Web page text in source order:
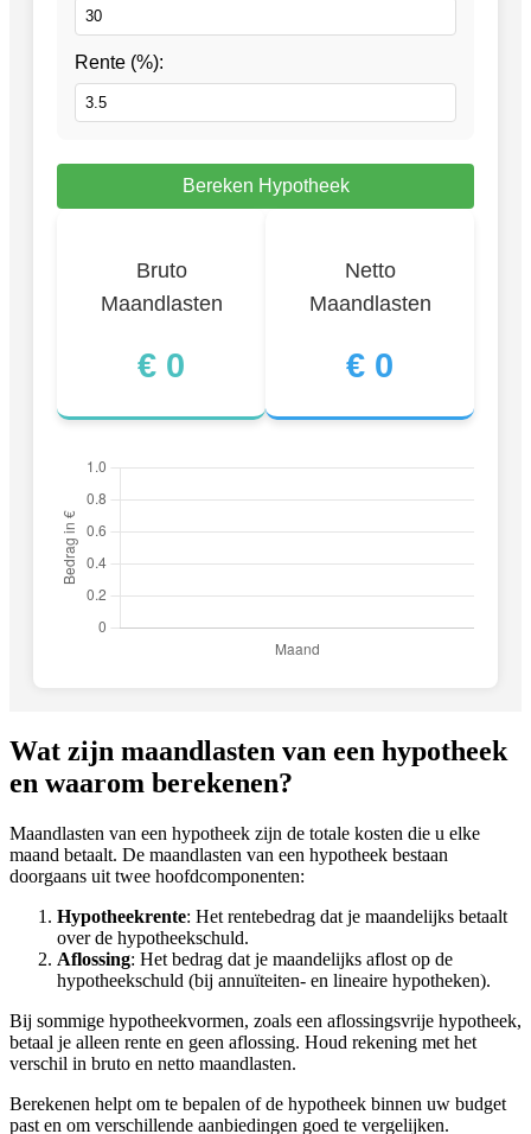
Rente (%):
Bereken Hypotheek
Bruto
Maandlasten
€ 0
Netto
Maandlasten
€ 0
Wat zijn maandlasten van een hypotheek
en waarom berekenen?
Maandlasten van een hypotheek zijn de totale kosten die u elke
maand betaalt. De maandlasten van een hypotheek bestaan
doorgaans uit twee hoofdcomponenten:
Hypotheekrente: Het rentebedrag dat je maandelijks betaalt
over de hypotheekschuld.
Aflossing: Het bedrag dat je maandelijks aflost op de
hypotheekschuld (bij annuïteiten- en lineaire hypotheken).
Bij sommige hypotheekvormen, zoals een aflossingsvrije hypotheek,
betaal je alleen rente en geen aflossing. Houd rekening met het
verschil in bruto en netto maandlasten.
Berekenen helpt om te bepalen of de hypotheek binnen uw budget
past en om verschillende aanbiedingen goed te vergelijken.